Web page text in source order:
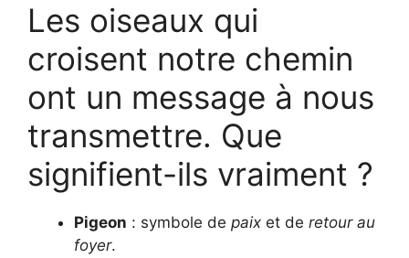
Les oiseaux qui
croisent notre chemin
ont un message à nous
transmettre. Que
signifient-ils vraiment ?
Pigeon : symbole de paix et de retour au
foyer.